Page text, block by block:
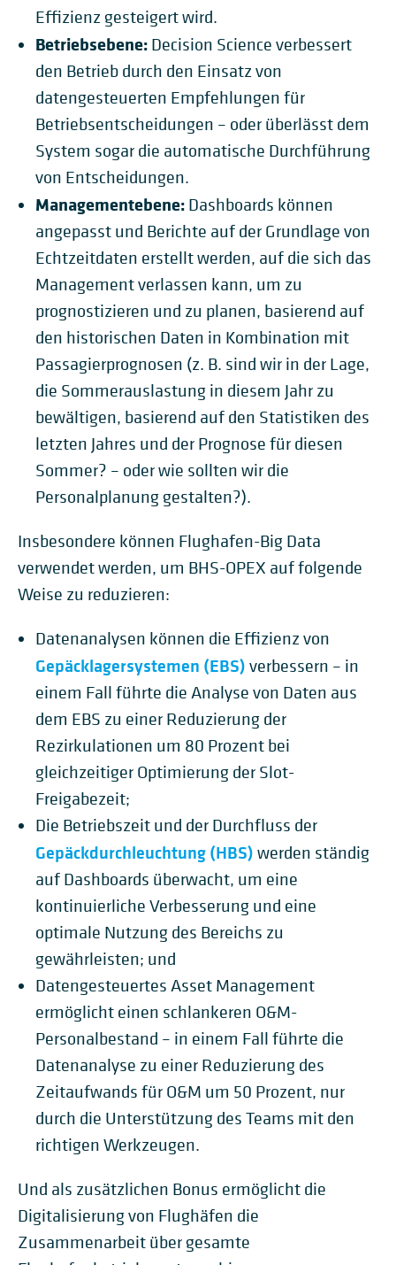
Effizienz gesteigert wird.
Betriebsebene: Decision Science verbessert
den Betrieb durch den Einsatz von
datengesteuerten Empfehlungen für
Betriebsentscheidungen – oder überlässt dem
System sogar die automatische Durchführung
von Entscheidungen.
Managementebene: Dashboards können
angepasst und Berichte auf der Grundlage von
Echtzeitdaten erstellt werden, auf die sich das
Management verlassen kann, um zu
prognostizieren und zu planen, basierend auf
den historischen Daten in Kombination mit
Passagierprognosen (z. B. sind wir in der Lage,
die Sommerauslastung in diesem Jahr zu
bewältigen, basierend auf den Statistiken des
letzten Jahres und der Prognose für diesen
Sommer? – oder wie sollten wir die
Personalplanung gestalten?).
Insbesondere können Flughafen-Big Data
verwendet werden, um BHS-OPEX auf folgende
Weise zu reduzieren:
Datenanalysen können die Effizienz von
Gepäcklagersystemen (EBS) verbessern – in
einem Fall führte die Analyse von Daten aus
dem EBS zu einer Reduzierung der
Rezirkulationen um 80 Prozent bei
gleichzeitiger Optimierung der Slot-
Freigabezeit;
Die Betriebszeit und der Durchfluss der
Gepäckdurchleuchtung (HBS) werden ständig
auf Dashboards überwacht, um eine
kontinuierliche Verbesserung und eine
optimale Nutzung des Bereichs zu
gewährleisten; und
Datengesteuertes Asset Management
ermöglicht einen schlankeren O&M-
Personalbestand – in einem Fall führte die
Datenanalyse zu einer Reduzierung des
Zeitaufwands für O&M um 50 Prozent, nur
durch die Unterstützung des Teams mit den
richtigen Werkzeugen.
Und als zusätzlichen Bonus ermöglicht die
Digitalisierung von Flughäfen die
Zusammenarbeit über gesamte